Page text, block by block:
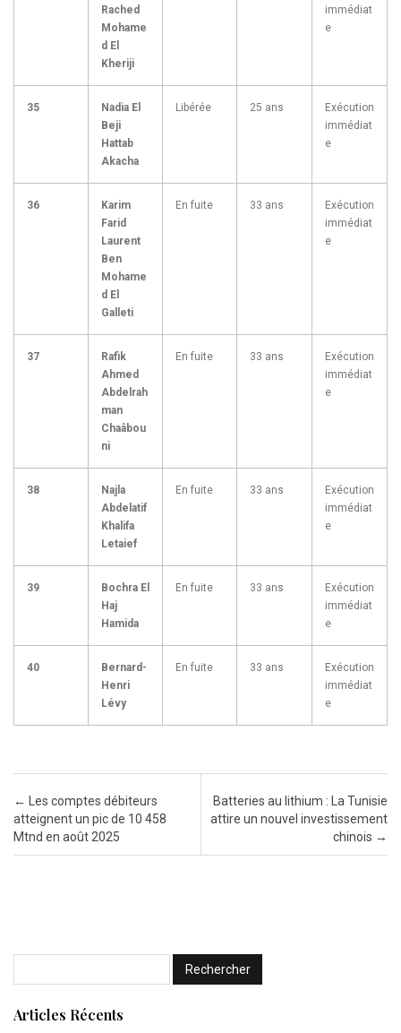
Rached
Mohame
d El
Kheriji
immédiat
e
35
Nadia El
Beji
Hattab
Akacha
Libérée 25 ans
Exécution
immédiat
e
36
Karim
Farid
Laurent
Ben
Mohame
d El
Galleti
En fuite 33 ans
Exécution
immédiat
e
37
Rafik
Ahmed
Abdelrah
man
Chaâbou
ni
En fuite 33 ans
Exécution
immédiat
e
38
Najla
Abdelatif
Khalifa
Letaief
En fuite 33 ans
Exécution
immédiat
e
39
Bochra El
Haj
Hamida
En fuite 33 ans
Exécution
immédiat
e
40
Bernard-
Henri
Lévy
En fuite 33 ans
Exécution
immédiat
e
Post navigation
← Les comptes débiteurs
atteignent un pic de 10 458
Mtnd en août 2025
Batteries au lithium : La Tunisie
attire un nouvel investissement
chinois →
Articles Récents